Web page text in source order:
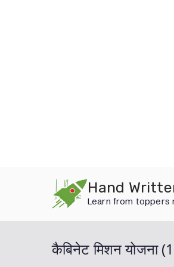
Hand
Learn from toppers
कैबिनेट मिशन